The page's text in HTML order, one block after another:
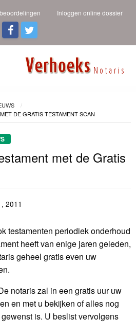
Inloggen online dossier
DE GRATIS TESTAMENT SCAN
met de Gratis
2011
testamenten periodiek onderhoud
heeft van enige jaren geleden,
geheel gratis even uw
notaris zal in een gratis uur uw
en met u bekijken of alles nog
is. U beslist vervolgens